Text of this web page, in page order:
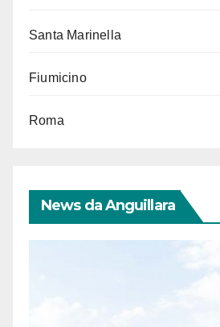
Santa Marinella
Fiumicino
Roma
News da Anguillara